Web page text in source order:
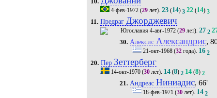
4-фев-1972(29лет). 23(14) 3 22(14) 3
11. Предраг Джорджевич
4-авг-1972 (29 лет).27 2
30. Алексис Александрис,
21-окт-1968 (32 года). 16 2
20. Пер Зеттерберг
14-окт-1970(30лет). 14(8) 2 14(8) 2
21. Андреас Ниниадис, 66'
18-фев-1971 (30 лет). 14 2